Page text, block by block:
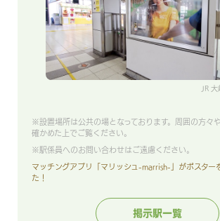
JR
※設置場所は公共の場となっております。周囲の方々
確かめた上でご覧ください。
※駅係員へのお問い合わせはご遠慮ください。
マッチングアプリ「マリッシュ-marrish-」がポスター
た！
掲示駅一覧